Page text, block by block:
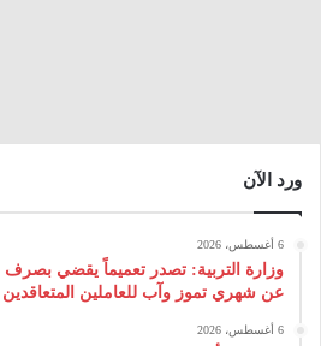
ورد الآن
6 أغسطس، 2026
وزارة التربية: تصدر تعميماً يقضي بصرف
عن شهري تموز وآب للعاملين المتعاقدين
6 أغسطس، 2026